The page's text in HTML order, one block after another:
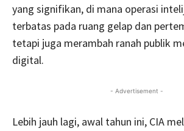
yang signifikan, di mana operasi
terbatas pada ruang gelap dan
tetapi juga merambah ranah publik
digital.
- Advertisement -
Lebih jauh lagi, awal tahun ini, CIA